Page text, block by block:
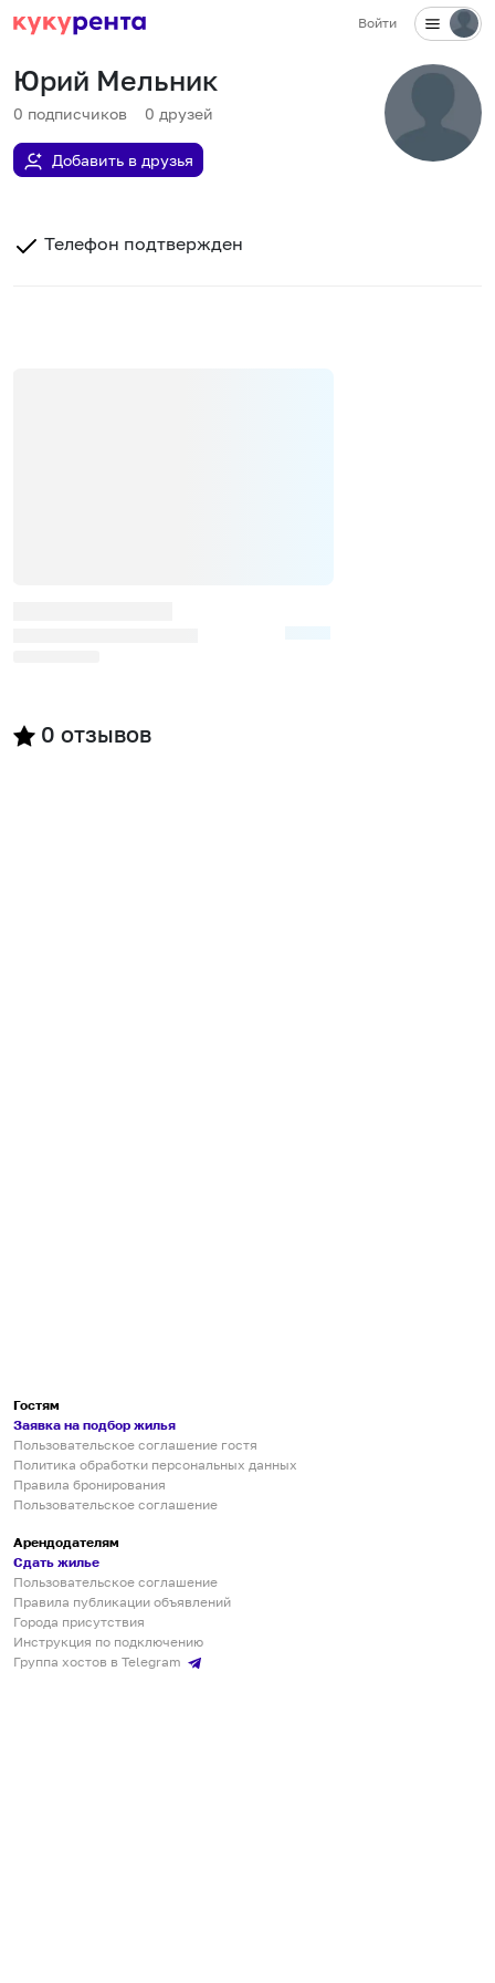
Войти
Юрий Мельник
0 подписчиков 0 друзей
Добавить в друзья
Телефон подтвержден
0 отзывов
Гостям
Заявка на подбор жилья
Пользовательское соглашение гостя
Политика обработки персональных данных
Правила бронирования
Пользовательское соглашение
Арендодателям
Сдать жилье
Пользовательское соглашение
Правила публикации объявлений
Города присутствия
Инструкция по подключению
Группа хостов в Telegram